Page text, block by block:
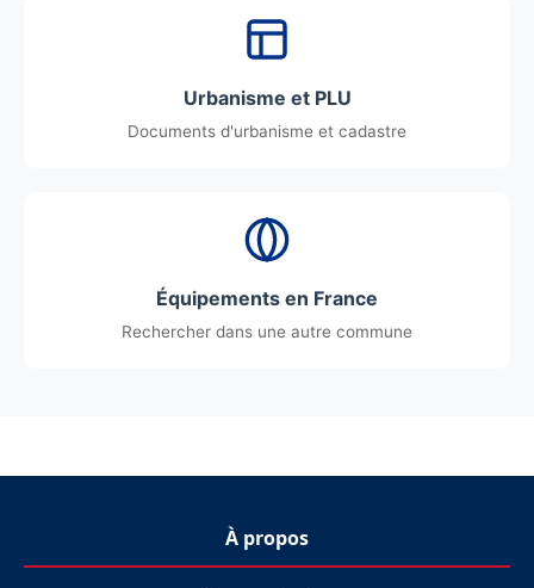
Urbanisme et PLU
Documents d'urbanisme et cadastre
Équipements en France
Rechercher dans une autre commune
À propos